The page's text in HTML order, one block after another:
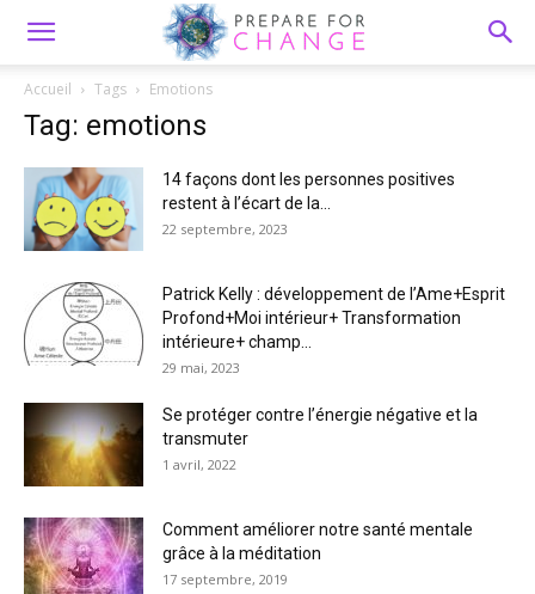
Accueil Tags Emotions
Tag: emotions
14 façons dont les personnes positives
restent à l’écart de la...
22 septembre, 2023
Patrick Kelly : développement de l’Ame+Esprit
Profond+Moi intérieur+ Transformation
intérieure+ champ...
29 mai, 2023
Se protéger contre l’énergie négative et la
transmuter
1 avril, 2022
Comment améliorer notre santé mentale
grâce à la méditation
17 septembre, 2019